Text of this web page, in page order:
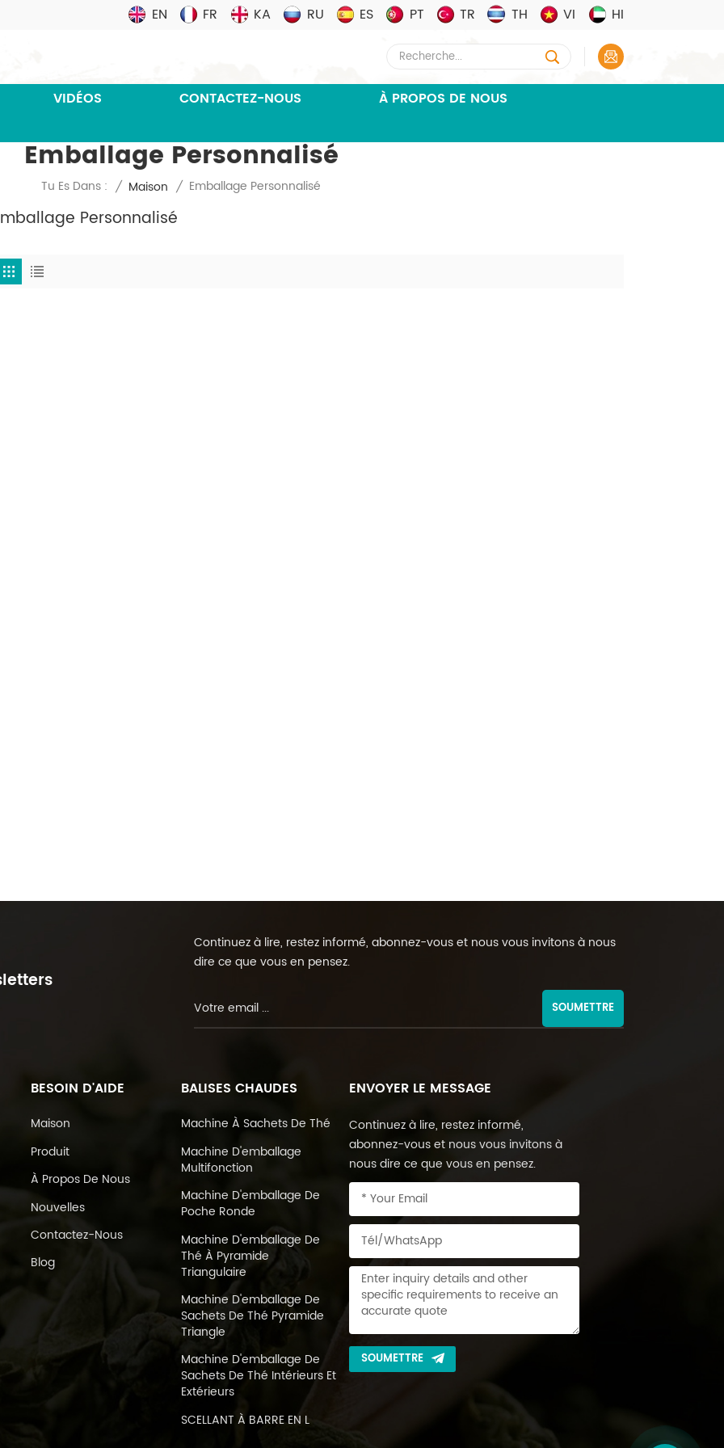
EN FR KA RU ES PT TR TH VI HI
VIDÉOS CONTACTEZ-NOUS
À PROPOS DE NOUS
Emballage Personnalisé
Tu Es Dans : / Maison / Emballage Personnalisé
Personnalisé
Continuez à lire, restez informé, abonnez-vous et nous vous invitons à nous
dire ce que vous en pensez.
SOUMETTRE
BESOIN D'AIDE
Maison
Produit
À Propos De Nous
Nouvelles
Contactez-Nous
Blog
BALISES CHAUDES
Machine À Sachets De Thé
Machine D'emballage
Multifonction
Machine D'emballage De
Poche Ronde
Machine D'emballage De
Thé À Pyramide
Triangulaire
Machine D'emballage De
Sachets De Thé Pyramide
Triangle
Machine D'emballage De
Sachets De Thé Intérieurs Et
Extérieurs
SCELLANT À BARRE EN L
ENVOYER LE MESSAGE
Continuez à lire, restez informé,
abonnez-vous et nous vous invitons à
nous dire ce que vous en pensez.
SOUMETTRE